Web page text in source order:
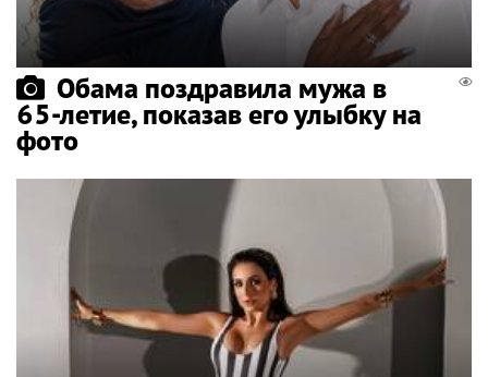
Обама поздравила мужа в
65-летие, показав его улыбку на
фото